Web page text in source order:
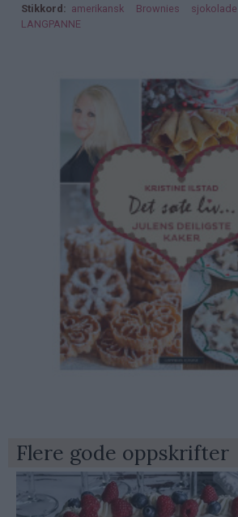
Stikkord
amerikansk Brownies sjokolade
LANGPANNE